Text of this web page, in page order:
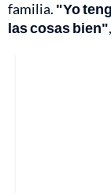
familia. "Yo
las cosas bien"